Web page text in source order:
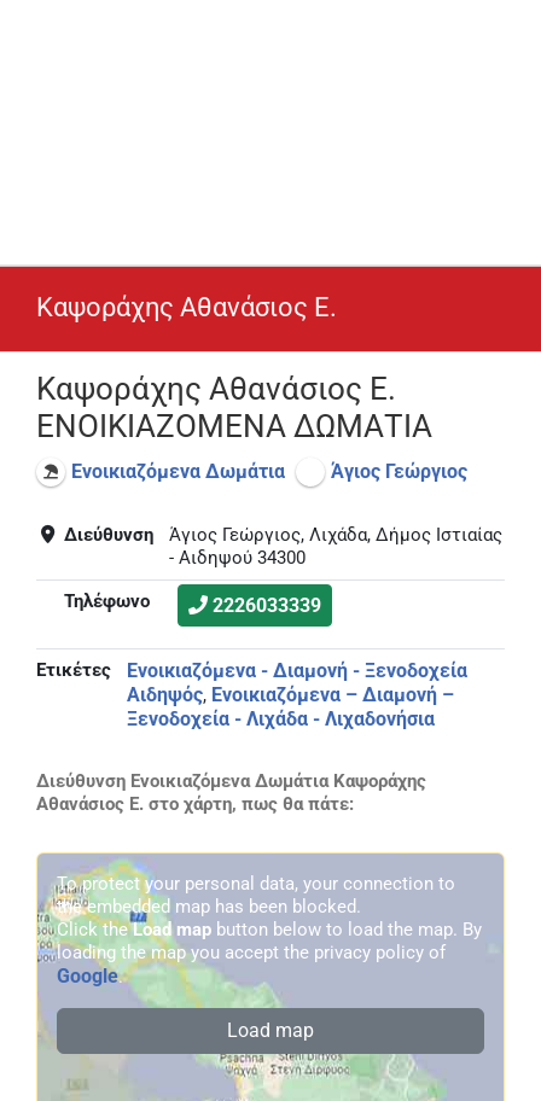
Καψοράχης Αθανάσιος Ε.
Καψοράχης Αθανάσιος Ε.
ΕΝΟΙΚΙΑΖΟΜΕΝΑ ΔΩΜΑΤΙΑ
Ενοικιαζόμενα Δωμάτια Άγιος Γεώργιος
Διεύθυνση
Άγιος Γεώργιος, Λιχάδα, Δήμος Ιστιαίας
- Αιδηψού 34300
Τηλέφωνο
2226033339
Ετικέτες
Ενοικιαζόμενα - Διαμονή - Ξενοδοχεία
Αιδηψός, Ενοικιαζόμενα – Διαμονή –
Ξενοδοχεία - Λιχάδα - Λιχαδονήσια
Διεύθυνση Ενοικιαζόμενα Δωμάτια Καψοράχης
Αθανάσιος Ε. στο χάρτη, πως θα πάτε:
To protect your personal data, your connection to
the embedded map has been blocked.
Click theLoad map button below to load the map. By
loading the map you accept the privacy policy of
Google.
Load map